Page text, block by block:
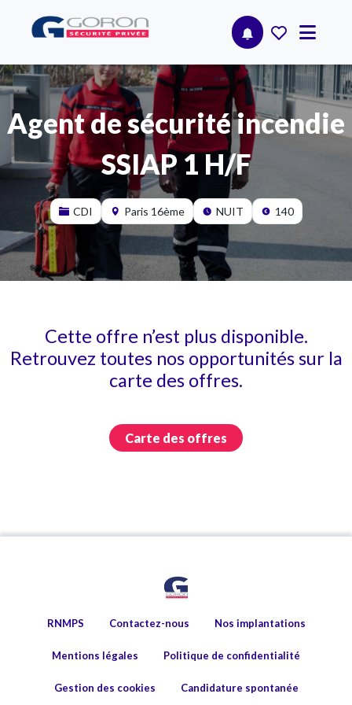
Agent de sécurité incendie
SSIAP 1 H/F
CDI Paris 16ème NUIT 140
Cette offre n’est plus disponible.
Retrouvez toutes nos opportunités sur la
carte des offres.
Carte des offres
RNMPS Contactez-nous Nos implantations
Mentions légales Politique de confidentialité
Gestion des cookies Candidature spontanée